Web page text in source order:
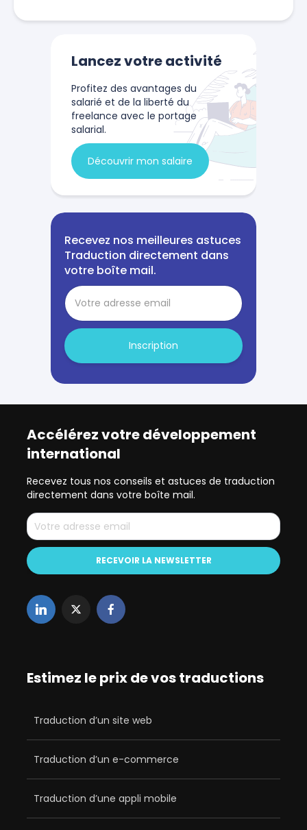
Lancez votre activité
Profitez des avantages du
salarié et de la liberté du
freelance avec le portage
salarial.
Découvrir mon salaire
Recevez nos meilleures astuces
Traduction directement dans
votre boîte mail.
Inscription
Accélérez votre développement
international
Recevez tous nos conseils et astuces de traduction
directement dans votre boîte mail.
Estimez le prix de vos traductions
Traduction d’un site web
Traduction d’un e-commerce
Traduction d’une appli mobile